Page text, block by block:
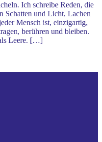
Ich schreibe Reden, die
Schatten und Licht, Lachen
Mensch ist, einzigartig,
berühren und bleiben.
Leere. […]